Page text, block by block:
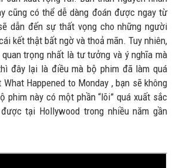
cũng có thể dễ dàng đoán được ngay từ
dẫn đến sự thất vọng cho những người
kết thật bất ngờ và thoả mãn. Tuy nhiên,
trọng nhất là tư tưởng và ý nghĩa mà
đây lại là điều mà bộ phim đã làm quá
Happened to Monday , bạn sẽ không
phim này có một phần “lõi” quá xuất sắc
tại Hollywood trong nhiều năm gần